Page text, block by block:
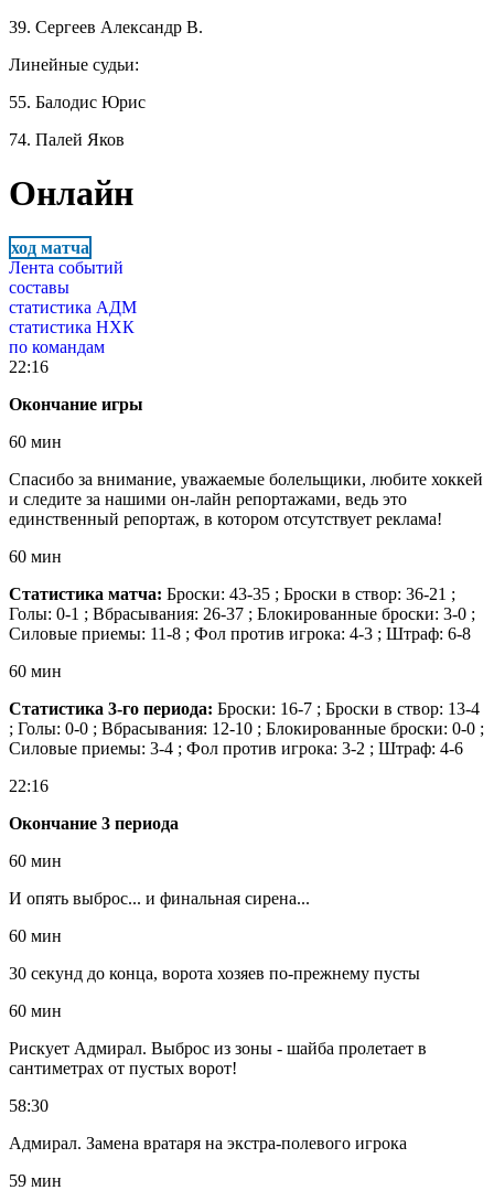
39. Сергеев Александр В.
Линейные судьи:
55. Балодис Юрис
74. Палей Яков
Онлайн
ход матча
Лента событий
составы
статистика АДМ
статистика НХК
по командам
22:16
Окончание игры
60 мин
Спасибо за внимание, уважаемые болельщики, любите хоккей
и следите за нашими он-лайн репортажами, ведь это
единственный репортаж, в котором отсутствует реклама!
60 мин
Статистика матча: Броски: 43-35 ; Броски в створ: 36-21 ;
Голы: 0-1 ; Вбрасывания: 26-37 ; Блокированные броски: 3-0 ;
Силовые приемы: 11-8 ; Фол против игрока: 4-3 ; Штраф: 6-8
60 мин
Статистика 3-го периода: Броски: 16-7 ; Броски в створ: 13-4
; Голы: 0-0 ; Вбрасывания: 12-10 ; Блокированные броски: 0-0 ;
Силовые приемы: 3-4 ; Фол против игрока: 3-2 ; Штраф: 4-6
22:16
Окончание 3 периода
60 мин
И опять выброс... и финальная сирена...
60 мин
30 секунд до конца, ворота хозяев по-прежнему пусты
60 мин
Рискует Адмирал. Выброс из зоны - шайба пролетает в
сантиметрах от пустых ворот!
58:30
Адмирал. Замена вратаря на экстра-полевого игрока
59 мин